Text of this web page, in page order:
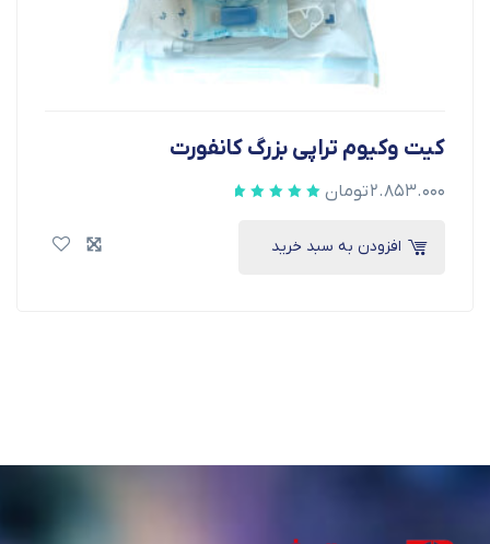
کیت وکیوم تراپی بزرگ کانفورت
۲.۸۵۳.۰۰۰تومان
افزودن به سبد خرید